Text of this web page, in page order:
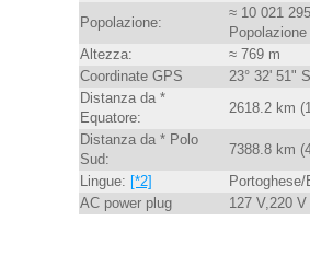
Popolazione:
≈ 10 021 295
Popolazione
Altezza:
≈ 769 m
Coordinate GPS
23° 32' 51"
Distanza da *
Equatore:
2618.2 km
Distanza da * Polo
Sud:
7388.8 km
Lingue: [*2]
AC power plug
127 V,220 V